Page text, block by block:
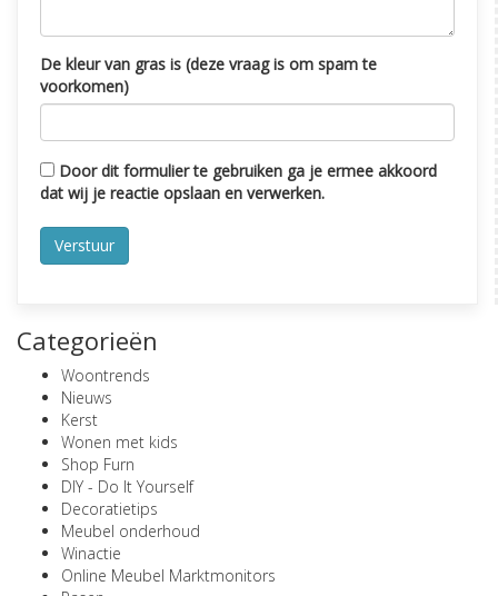
De kleur van gras is (deze vraag is om spam te
voorkomen)
Door dit formulier te gebruiken ga je ermee akkoord
dat wij je reactie opslaan en verwerken.
Categorieën
Woontrends
Nieuws
Kerst
Wonen met kids
Shop Furn
DIY - Do It Yourself
Decoratietips
Meubel onderhoud
Winactie
Online Meubel Marktmonitors